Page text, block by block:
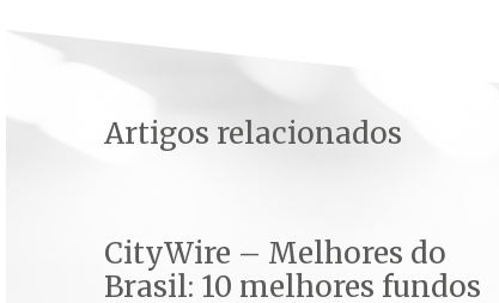
Artigos relacionados
CityWire – Melhores do
Brasil: 10 melhores fundos